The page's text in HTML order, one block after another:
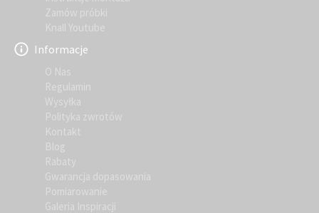
Zamów próbki
Knall Youtube
Informacje
O Nas
Regulamin
Wysyłka
Polityka zwrotów
Kontakt
Blog
Rabaty
Gwarancja dopasowania
Pomiarowanie
Galeria Inspiracji